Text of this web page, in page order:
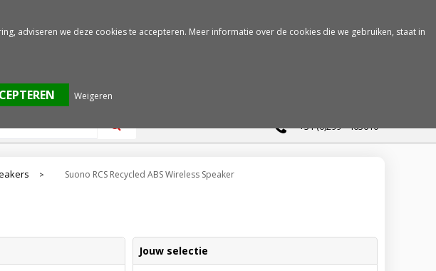
+31 (0)299 - 463610
> Suono RCS Recycled ABS Wireless Speaker
Jouw selectie
adviseren we deze cookies te accepteren. Meer informatie over de cookies die we gebruiken, staat in
Weigeren